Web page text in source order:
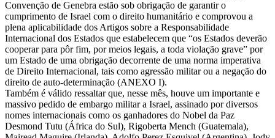
Convenção de Genebra estão sob obrigação de garantir o
cumprimento de Israel com o direito humanitário e comprovou a
plena aplicabilidade dos Artigos sobre a Responsabilidade
Internacional dos Estados que estabelecem que “os Estados deverão
cooperar para pôr fim, por meios legais, a toda violação grave” por
um Estado de uma obrigação decorrente de uma norma imperativa
de Direito Internacional, tais como agressão militar ou a negação do
direito de auto-determinação (ANEXO I).
Também é válido ressaltar que, nesse mês, houve um importante e
massivo pedido de embargo militar a Israel, assinado por diversos
nomes internacionais como os ganhadores do Nobel da Paz
Desmond Tutu (África do Sul), Rigoberta Mench (Guatemala),